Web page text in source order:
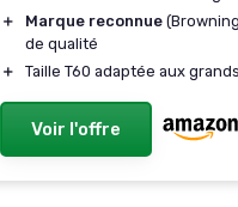
＋
Marque reconnue
de qualité
＋
Taille T60 adaptée aux
Voir l'offre